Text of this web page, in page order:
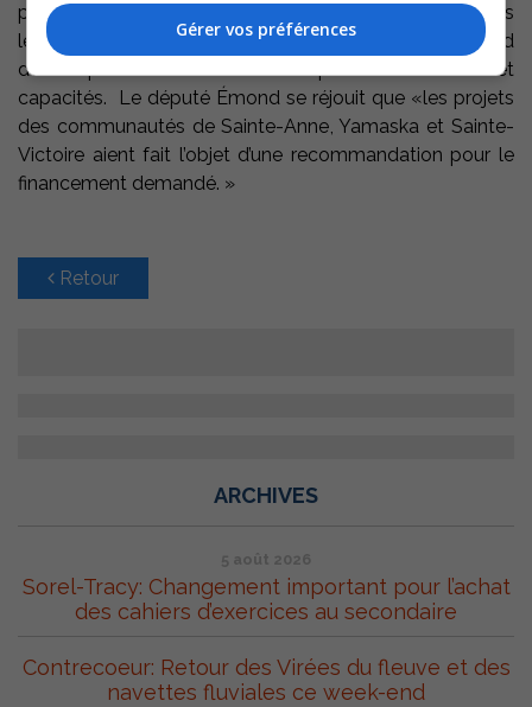
personnes âgées. La possibilité pour elles de vieillir dans
les communautés où elles ont vécu longtemps dépend
de la capacité de ces lieux à s’adapter à leurs besoins et
capacités. Le député Émond se réjouit que «les projets
des communautés de Sainte-Anne, Yamaska et Sainte-
Victoire aient fait l’objet d’une recommandation pour le
financement demandé. »
Retour
ARCHIVES
5 août 2026
Sorel-Tracy: Changement important pour l’achat
des cahiers d’exercices au secondaire
Contrecoeur: Retour des Virées du fleuve et des
navettes fluviales ce week-end
Gérer vos préférences